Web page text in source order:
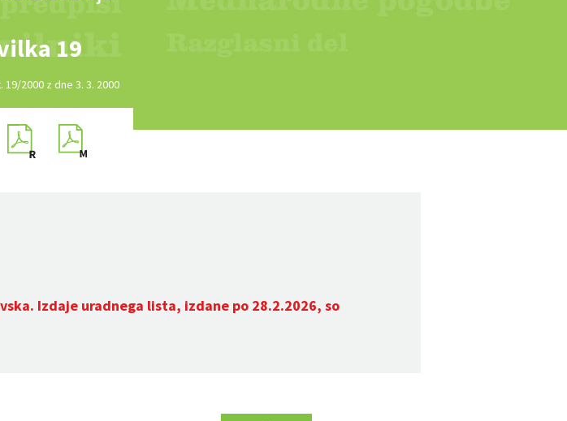
19
19/2000 z dne 3. 3. 2000
Izdaje uradnega lista, izdane po 28.2.2026, so